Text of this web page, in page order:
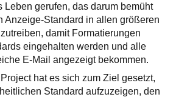
Leben gerufen, das darum bemüht
Anzeige-Standard in allen größeren
damit Formatierungen
eingehalten werden und alle
E-Mail angezeigt bekommen.
hat es sich zum Ziel gesetzt,
Standard aufzuzeigen, den